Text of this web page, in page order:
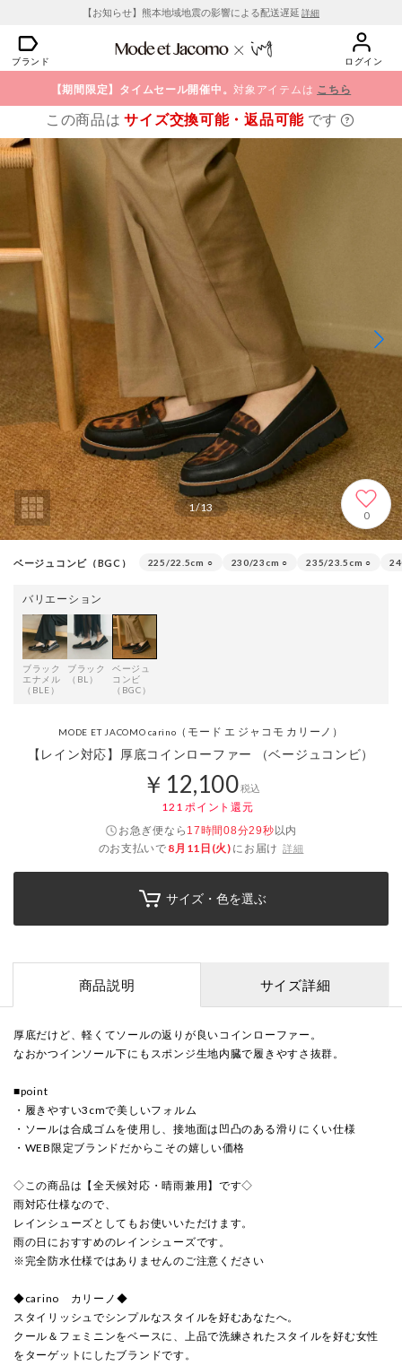
【お知らせ】熊本地域地震の影響による配送遅延 詳細
ブランド ログイン
【期間限定】タイムセール開催中。対象アイテムは こちら
この商品はサイズ交換可能・返品可能 です
1/13
0
ベージュコンビ（BGC） 225/22.5cm ○ 230/23cm ○ 235/23.5cm ○
バリエーション
ブラック
エナメル
（BLE）
ブラック
（BL）
ベージュ
コンビ
（BGC）
MODE ET JACOMO carino （モード エ ジャコモ カリーノ）
【レイン対応】厚底コインローファー （ベージュコンビ）
￥12,100税込
121 ポイント還元
お急ぎ便なら 17時間08分28秒以内
のお支払いで 8月11日(火) にお届け 詳細
サイズ・色を選ぶ
商品説明 サイズ詳細
厚底だけど、軽くてソールの返りが良いコインローファー。
なおかつインソール下にもスポンジ生地内臓で履きやすさ抜群。
■point
・履きやすい3cmで美しいフォルム
・ソールは合成ゴムを使用し、接地面は凹凸のある滑りにくい仕様
・WEB限定ブランドだからこその嬉しい価格
◇この商品は【全天候対応・晴雨兼用】です◇
雨対応仕様なので、
レインシューズとしてもお使いいただけます。
雨の日におすすめのレインシューズです。
※完全防水仕様ではありませんのご注意ください
◆carino カリーノ◆
スタイリッシュでシンプルなスタイルを好むあなたへ。
クール＆フェミニンをベースに、上品で洗練されたスタイルを好む女性
をターゲットにしたブランドです。